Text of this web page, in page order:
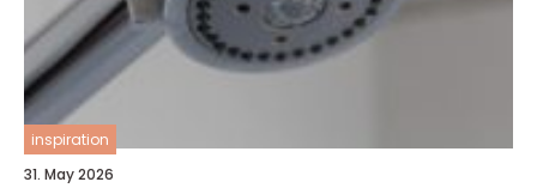
inspiration
31. May 2026